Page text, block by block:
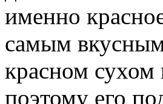
именно
самым
красном сухом
поэтому его